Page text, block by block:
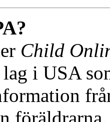
Child
lag i USA